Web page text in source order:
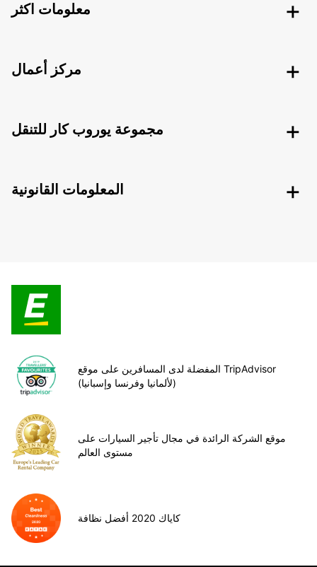
معلومات اكثر
مركز أعمال
مجموعة يوروب كار للتنقل
المعلومات القانونية
المفضلة لدى المسافرين على موقع TripAdvisor
(لألمانيا وفرنسا وإسبانيا)
موقع الشركة الرائدة في مجال تأجير السيارات على
مستوى العالم
كاياك 2020 أفضل نظافة